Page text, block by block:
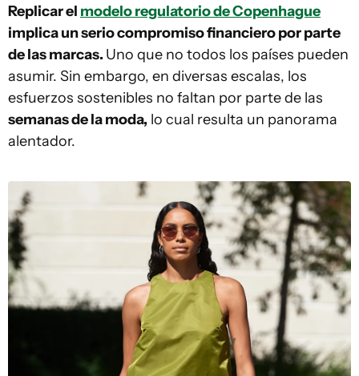
Replicar el modelo regulatorio de Copenhague
implica un serio compromiso financiero por parte
de las marcas. Uno que no todos los países pueden
asumir. Sin embargo, en diversas escalas, los
esfuerzos sostenibles no faltan por parte de las
semanas de la moda, lo cual resulta un panorama
alentador.